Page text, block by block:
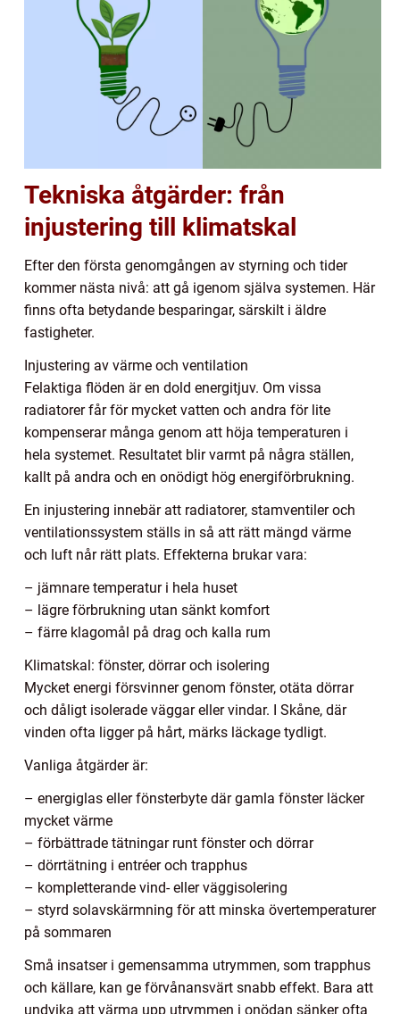
Tekniska åtgärder: från
injustering till klimatskal
Efter den första genomgången av styrning och tider
kommer nästa nivå: att gå igenom själva systemen. Här
finns ofta betydande besparingar, särskilt i äldre
fastigheter.
Injustering av värme och ventilation
Felaktiga flöden är en dold energitjuv. Om vissa
radiatorer får för mycket vatten och andra för lite
kompenserar många genom att höja temperaturen i
hela systemet. Resultatet blir varmt på några ställen,
kallt på andra och en onödigt hög energiförbrukning.
En injustering innebär att radiatorer, stamventiler och
ventilationssystem ställs in så att rätt mängd värme
och luft når rätt plats. Effekterna brukar vara:
– jämnare temperatur i hela huset
– lägre förbrukning utan sänkt komfort
– färre klagomål på drag och kalla rum
Klimatskal: fönster, dörrar och isolering
Mycket energi försvinner genom fönster, otäta dörrar
och dåligt isolerade väggar eller vindar. I Skåne, där
vinden ofta ligger på hårt, märks läckage tydligt.
Vanliga åtgärder är:
– energiglas eller fönsterbyte där gamla fönster läcker
mycket värme
– förbättrade tätningar runt fönster och dörrar
– dörrtätning i entréer och trapphus
– kompletterande vind- eller väggisolering
– styrd solavskärmning för att minska övertemperaturer
på sommaren
Små insatser i gemensamma utrymmen, som trapphus
och källare, kan ge förvånansvärt snabb effekt. Bara att
undvika att värma upp utrymmen i onödan sänker ofta